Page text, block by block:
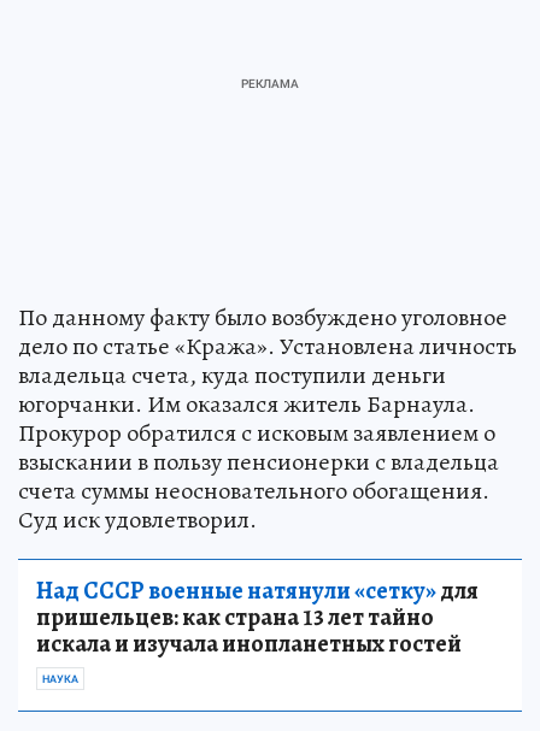
По данному факту было возбуждено уголовное
дело по статье «Кража». Установлена личность
владельца счета, куда поступили деньги
югорчанки. Им оказался житель Барнаула.
Прокурор обратился с исковым заявлением о
взыскании в пользу пенсионерки с владельца
счета суммы неосновательного обогащения.
Суд иск удовлетворил.
Над СССР военные натянули «сетку»для
пришельцев: как страна 13 лет тайно
искала и изучала инопланетных гостей
НАУКА